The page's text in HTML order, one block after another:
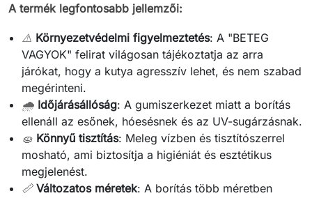
A termék legfontosabb jellemzői:
⚠️ Környezetvédelmi figyelmeztetés: A "BETEG
VAGYOK" felirat világosan tájékoztatja az arra
járókat, hogy a kutya agresszív lehet, és nem szabad
megérinteni.
🌧️ Időjárásállóság: A gumiszerkezet miatt a borítás
ellenáll az esőnek, hóesésnek és az UV-sugárzásnak.
🧽 Könnyű tisztítás: Meleg vízben és tisztítószerrel
mosható, ami biztosítja a higiéniát és esztétikus
megjelenést.
📏 Változatos méretek: A borítás több méretben